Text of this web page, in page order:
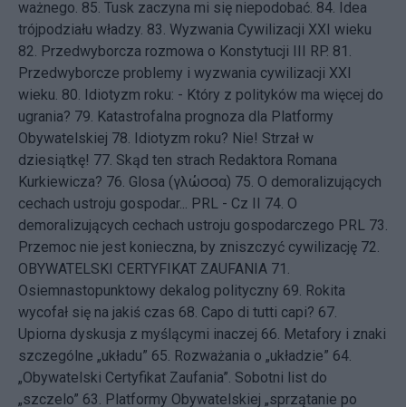
ważnego. 85. Tusk zaczyna mi się niepodobać. 84. Idea
trójpodziału władzy. 83. Wyzwania Cywilizacji XXI wieku
82. Przedwyborcza rozmowa o Konstytucji III RP. 81.
Przedwyborcze problemy i wyzwania cywilizacji XXI
wieku. 80. Idiotyzm roku: - Który z polityków ma więcej do
ugrania? 79. Katastrofalna prognoza dla Platformy
Obywatelskiej 78. Idiotyzm roku? Nie! Strzał w
dziesiątkę! 77. Skąd ten strach Redaktora Romana
Kurkiewicza? 76. Glosa (γλώσσα) 75. O demoralizujących
cechach ustroju gospodar... PRL - Cz II 74. O
demoralizujących cechach ustroju gospodarczego PRL 73.
Przemoc nie jest konieczna, by zniszczyć cywilizację 72.
OBYWATELSKI CERTYFIKAT ZAUFANIA 71.
Osiemnastopunktowy dekalog polityczny 69. Rokita
wycofał się na jakiś czas 68. Capo di tutti capi? 67.
Upiorna dyskusja z myślącymi inaczej 66. Metafory i znaki
szczególne „układu” 65. Rozważania o „układzie” 64.
„Obywatelski Certyfikat Zaufania”. Sobotni list do
„szczelo” 63. Platformy Obywatelskiej „sprzątanie po